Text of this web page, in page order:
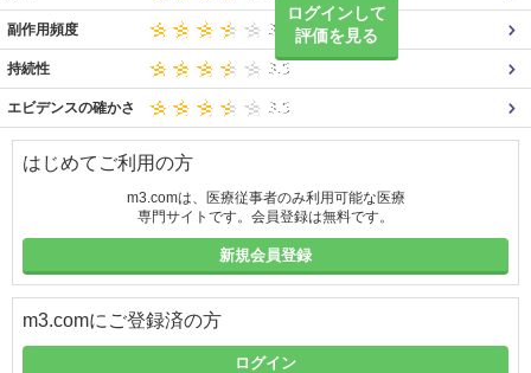
ログインして
評価を見る
副作用頻度
持続性
エビデンスの確かさ
はじめてご利用の方
m3.comは、医療従事者のみ利用可能な医療
専門サイトです。会員登録は無料です。
新規会員登録
m3.comにご登録済の方
ログイン